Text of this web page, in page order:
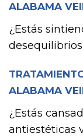
ALABAMA
¿Estás
ALABAMA
¿Estás
antiestéticas